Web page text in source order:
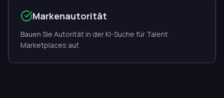
Markenautorität
Bauen Sie Autorität in der KI-Suche für Talent
Marketplaces auf.